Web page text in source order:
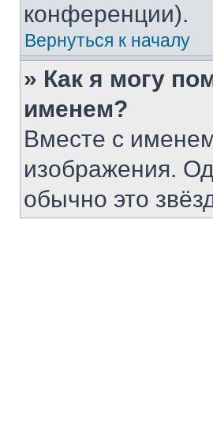
конференции).
Вернуться к началу
» Как я могу
именем?
Вместе с
изображения.
обычно это